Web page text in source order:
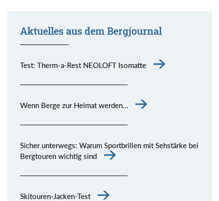
Aktuelles aus dem Bergjournal
Test: Therm-a-Rest NEOLOFT Isomatte
Wenn Berge zur Heimat werden…
Sicher unterwegs: Warum Sportbrillen mit Sehstärke bei
Bergtouren wichtig sind
Skitouren-Jacken-Test